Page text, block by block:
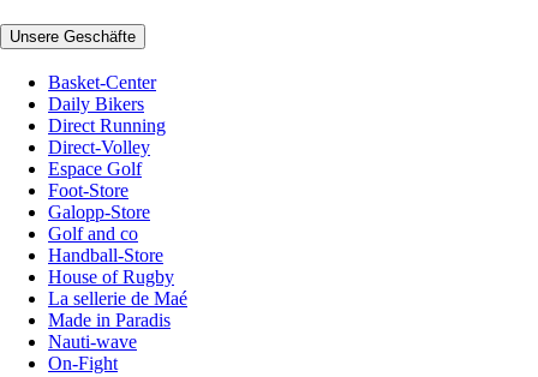
Unsere Geschäfte
Basket-Center
Daily Bikers
Direct Running
Direct-Volley
Espace Golf
Foot-Store
Galopp-Store
Golf and co
Handball-Store
House of Rugby
La sellerie de Maé
Made in Paradis
Nauti-wave
On-Fight